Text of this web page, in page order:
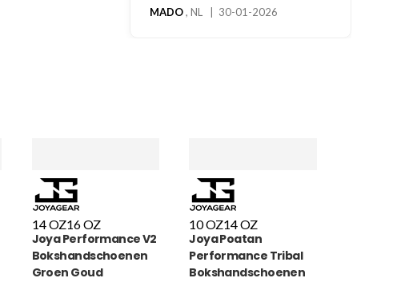
14 OZ16 OZ
Joya Performance V2
Bokshandschoenen
Groen Goud
10 OZ14 OZ
Joya Poatan
Performance Tribal
Bokshandschoenen